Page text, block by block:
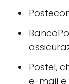
Postel,
e-mail e